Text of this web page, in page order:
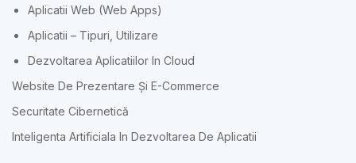
Aplicatii Web (Web Apps)
Aplicatii – Tipuri, Utilizare
Dezvoltarea Aplicatiilor In Cloud
Website De Prezentare Și E-Commerce
Securitate Cibernetică
Inteligenta Artificiala In Dezvoltarea De Aplicatii